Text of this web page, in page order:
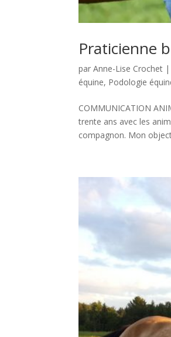
Praticienne
parAnne-Lise Crochet |
équine, Podologie
COMMUNICATION
trente ans avec les
compagnon. Mon